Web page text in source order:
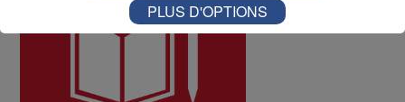
PLUS D'OPTIONS